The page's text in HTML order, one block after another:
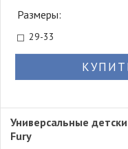
Размеры:
29-33
Универсальные
Fury